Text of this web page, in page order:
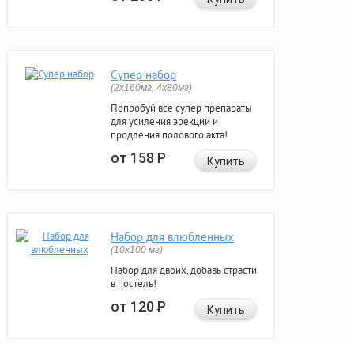
Супер набор
(2х160мг, 4х80мг)
Попробуй все супер препараты
для усиления эрекции и
продления полового акта!
от 158Р Купить
Набор для влюбленных
(10х100 мг)
Набор для двоих, добавь страсти
в постель!
от 120Р Купить